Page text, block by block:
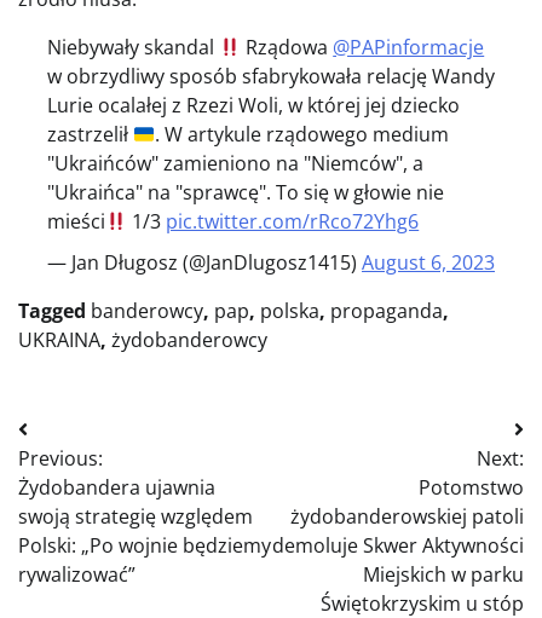
Niebywały skandal
Rządowa @PAPinformacje
w obrzydliwy sposób sfabrykowała relację Wandy
Lurie ocalałej z Rzezi Woli, w której jej dziecko
zastrzelił
. W artykule rządowego medium
"Ukraińców" zamieniono na "Niemców", a
"Ukraińca" na "sprawcę". To się w głowie nie
mieści
1/3 pic.twitter.com/rRco72Yhg6
— Jan Długosz (@JanDlugosz1415) August 6, 2023
Tagged banderowcy, pap, polska, propaganda,
UKRAINA, żydobanderowcy
Nawigacja
wpisu
Previous:
Żydobandera ujawnia
swoją strategię względem
Polski: „Po wojnie będziemy
rywalizować”
Next:
Potomstwo
żydobanderowskiej patoli
demoluje Skwer Aktywności
Miejskich w parku
Świętokrzyskim u stóp